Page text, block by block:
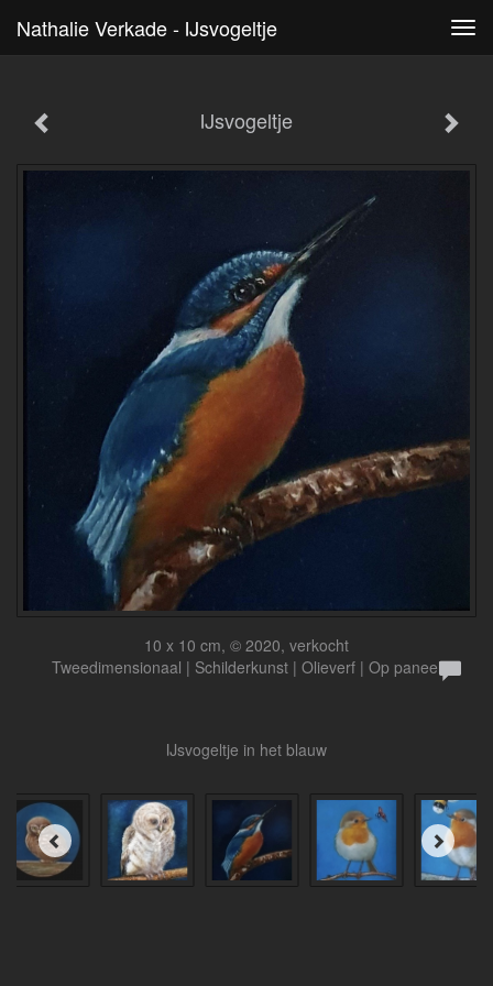
Nathalie Verkade - IJsvogeltje
IJsvogeltje
10 x 10 cm, © 2020, verkocht
Tweedimensionaal | Schilderkunst | Olieverf | Op paneel
IJsvogeltje in het blauw